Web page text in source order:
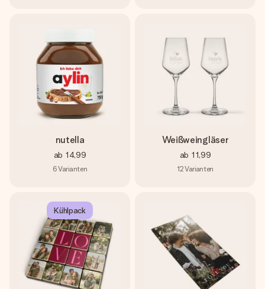
nutella
ab 14,99
6Varianten
Weißweingläser
ab 11,99
12Varianten
Kühlpack